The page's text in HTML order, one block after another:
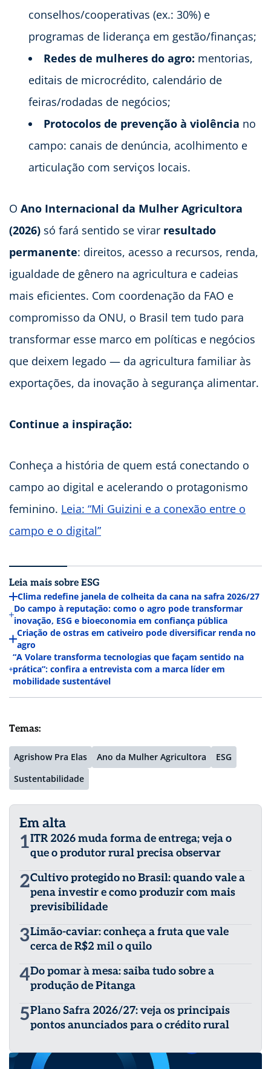
conselhos/cooperativas (ex.: 30%) e
programas de liderança em gestão/finanças;
Redes de mulheres do agro: mentorias,
editais de microcrédito, calendário de
feiras/rodadas de negócios;
Protocolos de prevenção à violência no
campo: canais de denúncia, acolhimento e
articulação com serviços locais.
O Ano Internacional da Mulher Agricultora
(2026) só fará sentido se virar resultado
permanente: direitos, acesso a recursos, renda,
igualdade de gênero na agricultura e cadeias
mais eficientes. Com coordenação da FAO e
compromisso da ONU, o Brasil tem tudo para
transformar esse marco em políticas e negócios
que deixem legado — da agricultura familiar às
exportações, da inovação à segurança alimentar.
Continue a inspiração:
Conheça a história de quem está conectando o
campo ao digital e acelerando o protagonismo
feminino. Leia: “Mi Guizini e a conexão entre o
campo e o digital”
Leia mais sobre ESG
Clima redefine janela de colheita da cana na safra 2026/27
Do campo à reputação: como o agro pode transformar
inovação, ESG e bioeconomia em confiança pública
Criação de ostras em cativeiro pode diversificar renda no
agro
“A Volare transforma tecnologias que façam sentido na
prática”: confira a entrevista com a marca líder em
mobilidade sustentável
Temas:
Agrishow Pra Elas Ano da Mulher Agricultora
ESG
Sustentabilidade
Em alta
1ITR 2026 muda forma de entrega; veja o
que o produtor rural precisa observar
2Cultivo protegido no Brasil: quando vale a
pena investir e como produzir com mais
previsibilidade
3Limão-caviar: conheça a fruta que vale
cerca de R$2 mil o quilo
4Do pomar à mesa: saiba tudo sobre a
produção de Pitanga
5Plano Safra 2026/27: veja os principais
pontos anunciados para o crédito rural